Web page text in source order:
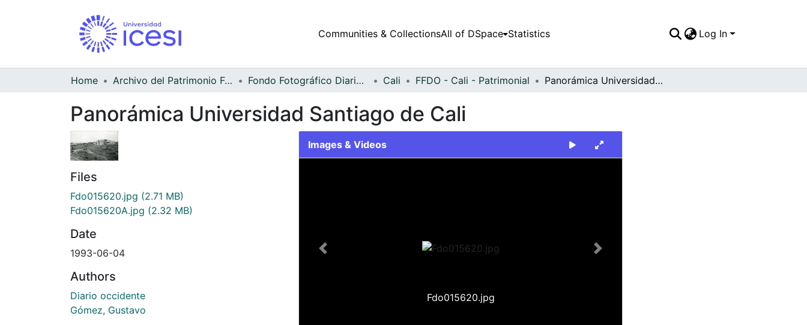
Communities & CollectionsAll of DSpace Statistics Log In
Home Archivo del Patrimonio Fotográfico y Fílmico del Valle del Cauca Fondo Fotográfico Diario Occidente Cali FFDO - Cali - Patrimonial Panorámica Universidad Santiago de Cali
Panorámica Universidad Santiago de Cali
Files
Fdo015620.jpg (2.71 MB)
Fdo015620A.jpg (2.32 MB)
Date
1993-06-04
Authors
Diario occidente
Gómez, Gustavo
Images & Videos
Fdo015620.jpg
Previous Next